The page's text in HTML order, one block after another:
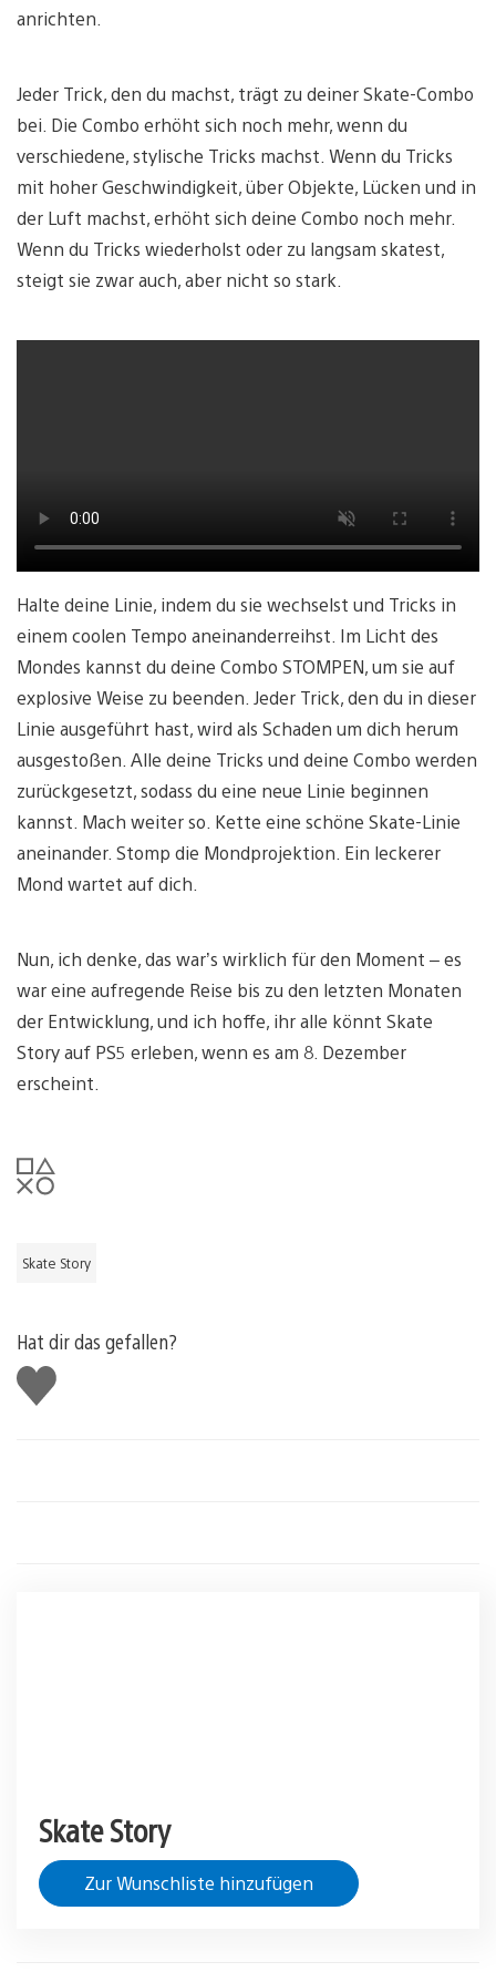
anrichten.
Jeder Trick, den du machst, trägt zu deiner Skate-Combo
bei. Die Combo erhöht sich noch mehr, wenn du
verschiedene, stylische Tricks machst. Wenn du Tricks
mit hoher Geschwindigkeit, über Objekte, Lücken und in
der Luft machst, erhöht sich deine Combo noch mehr.
Wenn du Tricks wiederholst oder zu langsam skatest,
steigt sie zwar auch, aber nicht so stark.
Halte deine Linie, indem du sie wechselst und Tricks in
einem coolen Tempo aneinanderreihst. Im Licht des
Mondes kannst du deine Combo STOMPEN, um sie auf
explosive Weise zu beenden. Jeder Trick, den du in dieser
Linie ausgeführt hast, wird als Schaden um dich herum
ausgestoßen. Alle deine Tricks und deine Combo werden
zurückgesetzt, sodass du eine neue Linie beginnen
kannst. Mach weiter so. Kette eine schöne Skate-Linie
aneinander. Stomp die Mondprojektion. Ein leckerer
Mond wartet auf dich.
Nun, ich denke, das war’s wirklich für den Moment – es
war eine aufregende Reise bis zu den letzten Monaten
der Entwicklung, und ich hoffe, ihr alle könnt Skate
Story auf PS5 erleben, wenn es am 8. Dezember
erscheint.
Skate Story
Hat dir das gefallen?
Gefällt
mir
Skate Story
Zur Wunschliste hinzufügen